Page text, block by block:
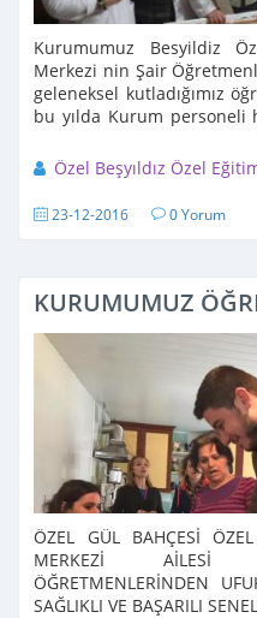
Kurumumuz Besyildiz
Merkezi nin Şair
geleneksel kutladığımız
bu yılda Kurum personeli
Özel Beşyıldız Özel
23-12-2016 0 Yorum
KURUMUMUZ
ÖZEL GÜL BAHÇESİ
MERKEZİ AİLESİ
ÖĞRETMENLERİNDEN
SAĞLIKLI VE BAŞARILI